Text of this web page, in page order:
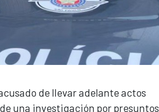
de llevar adelante actos
una investigación por presuntos